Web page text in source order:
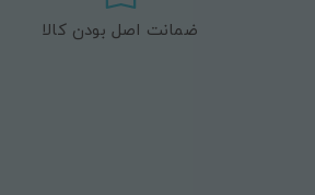
ضمانت اصل بودن کالا